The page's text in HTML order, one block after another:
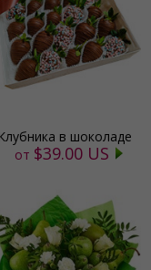
Клубника в шоколаде
от $39.00 US